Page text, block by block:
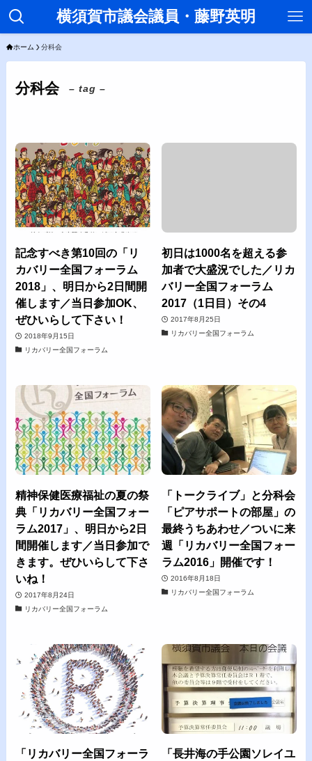
横須賀市議会議員・藤野英明
ホーム 分科会
分科会 – tag –
記念すべき第10回の「リ
カバリー全国フォーラム
2018」、明日から2日間開
催します／当日参加OK、
ぜひいらして下さい！
2018年9月15日
リカバリー全国フォーラム
初日は1000名を超える参
加者で大盛況でした／リカ
バリー全国フォーラム
2017（1日目）その4
2017年8月25日
リカバリー全国フォーラム
精神保健医療福祉の夏の祭
典「リカバリー全国フォー
ラム2017」、明日から2日
間開催します／当日参加で
きます。ぜひいらして下さ
いね！
2017年8月24日
リカバリー全国フォーラム
「トークライブ」と分科会
「ピアサポートの部屋」の
最終うちあわせ／ついに来
週「リカバリー全国フォー
ラム2016」開催です！
2016年8月18日
リカバリー全国フォーラム
「リカバリー全国フォーラ
「長井海の手公園ソレイユ